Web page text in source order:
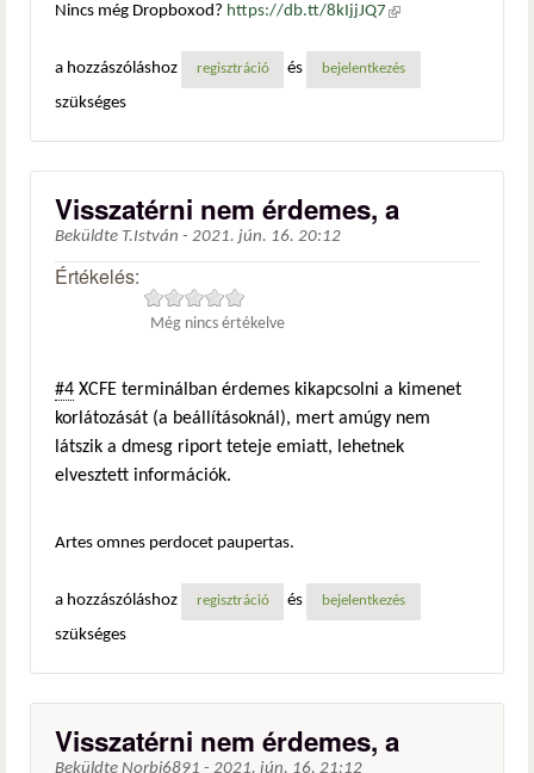
Nincs még Dropboxod? https://db.tt/8kIjjJQ7 (külső
a hozzászóláshoz
regisztráció és bejelentkezés
szükséges
Visszatérni nem érdemes, a
Beküldte T.István - 2021. jún. 16. 20:12
Értékelés:
Még nincs értékelve
#4 XCFE terminálban érdemes kikapcsolni a kimenet
korlátozását (a beállításoknál), mert amúgy nem
látszik a dmesg riport teteje emiatt, lehetnek
elvesztett információk.
Artes omnes perdocet paupertas.
a hozzászóláshoz regisztráció és bejelentkezés
szükséges
Visszatérni nem érdemes, a
Beküldte Norbi6891 - 2021. jún. 16. 21:12